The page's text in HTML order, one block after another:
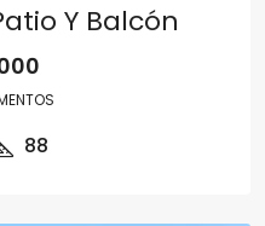
Y Balcón
88